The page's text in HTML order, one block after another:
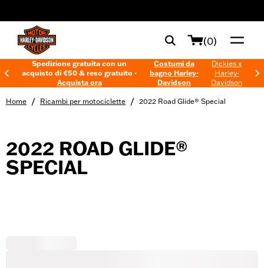
(0)
Spedizione gratuita con un
acquisto di €50 & reso gratuito -
Acquista ora
Costumi da
bagno Harley-
Davidson
Dickies x
Harley-
Davidson
Home / Ricambi per motociclette / 2022 Road Glide® Special
2022 ROAD GLIDE®
SPECIAL